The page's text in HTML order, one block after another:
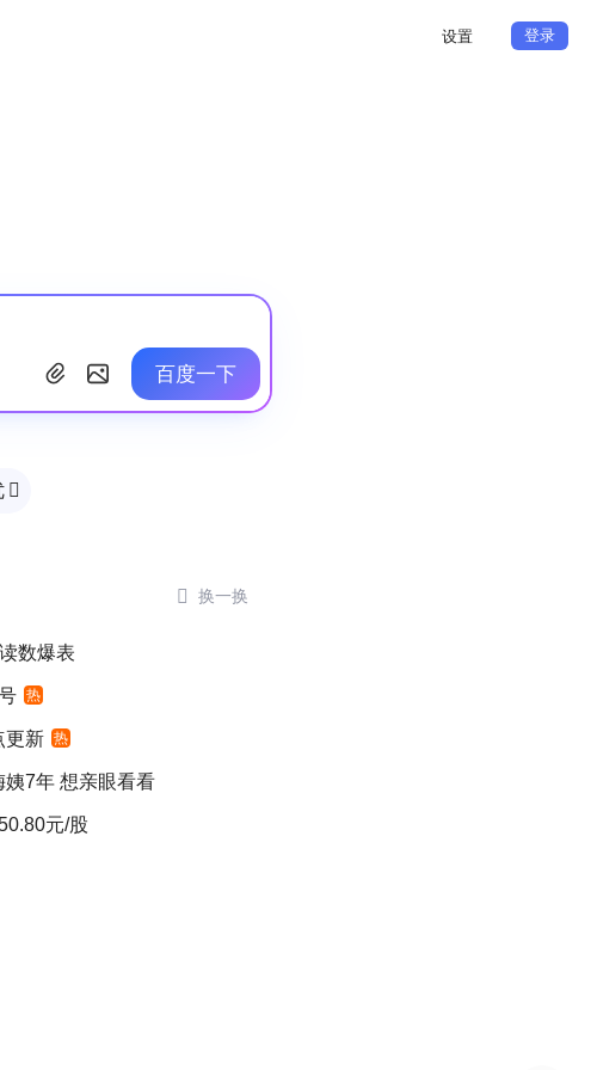
设置 登录
百度一下

 换一换
数爆表
热
更新 热
7年 想亲眼看看
元/股